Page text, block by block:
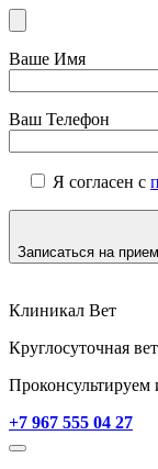
Ваше Имя
Ваш Телефон
Я согласен с
Записаться на прием
Клиникал Вет
Круглосуточная
+7 967 555 04 27